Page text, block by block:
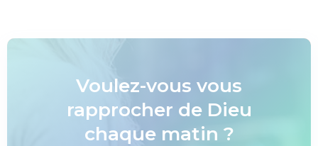
Voulez-vous vous
rapprocher de Dieu
chaque matin ?